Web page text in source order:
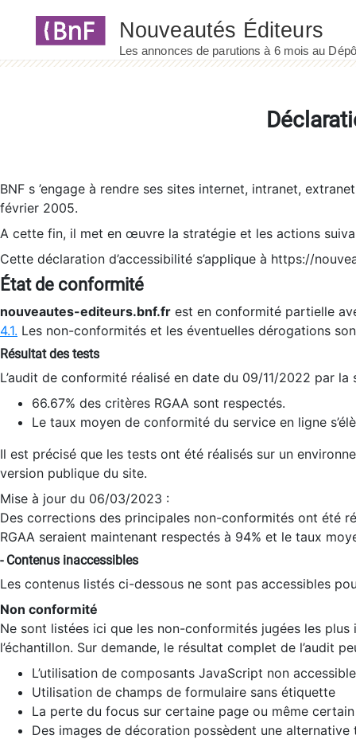
BNF s ’engage à rendre ses sites internet, intranet,
février 2005.
A cette fin, il met en œuvre la stratégie et les actions
Cette déclaration d’accessibilité s’applique à https://
État de conformité
nouveautes-editeurs.bnf.fr est en conformité partielle
4.1. Les non-conformités et les éventuelles dérogations
Résultat des tests
L’audit de conformité réalisé en date du 09/11/2022 par
66.67% des critères RGAA sont respectés.
Le taux moyen de conformité du service en ligne
Il est précisé que les tests ont été réalisés sur un
version publique du site.
Mise à jour du 06/03/2023 :
Des corrections des principales non-conformités ont été
RGAA seraient maintenant respectés à 94% et le taux
- Contenus inaccessibles
Les contenus listés ci-dessous ne sont pas accessibles
Non conformité
Ne sont listées ici que les non-conformités jugées les
l’échantillon. Sur demande, le résultat complet de l’audit
L’utilisation de composants JavaScript non
Utilisation de champs de formulaire sans étiquette
La perte du focus sur certaine page ou même
Des images de décoration possèdent une alternative